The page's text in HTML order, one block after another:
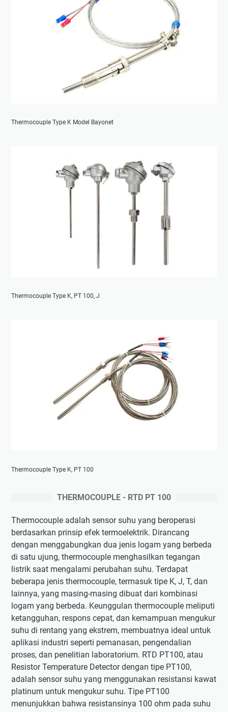
Thermocouple Type K Model Bayonet
Thermocouple Type K, PT 100, J
Thermocouple Type K, PT 100
THERMOCOUPLE - RTD PT 100
Thermocouple adalah sensor suhu yang beroperasi
berdasarkan prinsip efek termoelektrik. Dirancang
dengan menggabungkan dua jenis logam yang berbeda
di satu ujung, thermocouple menghasilkan tegangan
listrik saat mengalami perubahan suhu. Terdapat
beberapa jenis thermocouple, termasuk tipe K, J, T, dan
lainnya, yang masing-masing dibuat dari kombinasi
logam yang berbeda. Keunggulan thermocouple meliputi
ketangguhan, respons cepat, dan kemampuan mengukur
suhu di rentang yang ekstrem, membuatnya ideal untuk
aplikasi industri seperti pemanasan, pengendalian
proses, dan penelitian laboratorium. RTD PT100, atau
Resistor Temperature Detector dengan tipe PT100,
adalah sensor suhu yang menggunakan resistansi kawat
platinum untuk mengukur suhu. Tipe PT100
menunjukkan bahwa resistansinya 100 ohm pada suhu